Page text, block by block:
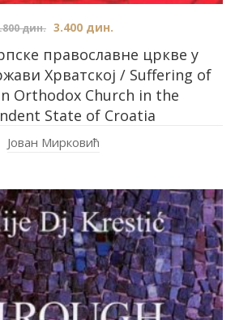
православне цркве у
Хрватској / Suffering of
Orthodox Church in the
State of Croatia
дин. 3.400 дин.
Јован Мирковић